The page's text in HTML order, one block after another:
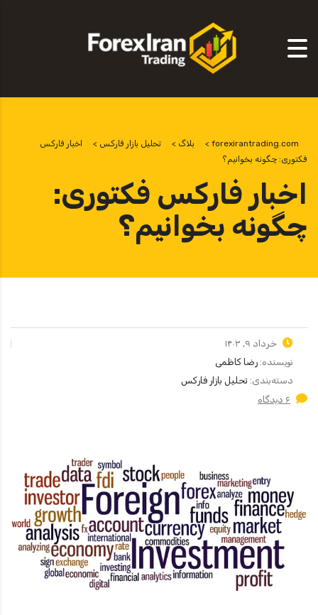
forexirantrading.com
> بلاگ > تحلیل بازار فارکس >
اخبار فارکس
فکتوری: چگونه بخوانیم؟
اخبار فارکس فکتوری:
چگونه بخوانیم؟
خرداد ۹, ۱۴۰۳
نویسنده: رضا کاظمی
دسته‌بندی: تحلیل بازار فارکس
۶ دیدگاه